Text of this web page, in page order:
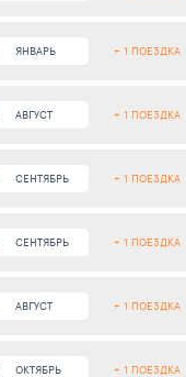
ЯНВАРЬ + 1 ПОЕЗДКА
АВГУСТ + 1 ПОЕЗДКА
СЕНТЯБРЬ + 1 ПОЕЗДКА
СЕНТЯБРЬ + 1 ПОЕЗДКА
АВГУСТ + 1 ПОЕЗДКА
ОКТЯБРЬ + 1 ПОЕЗДКА